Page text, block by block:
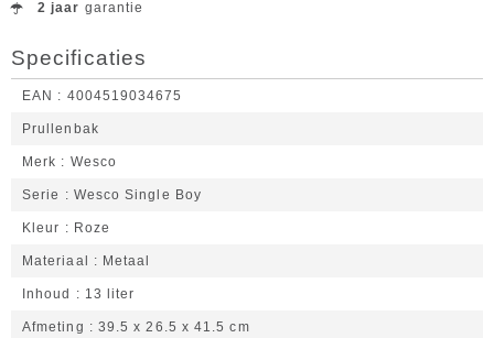
2 jaar garantie
Specificaties
EAN 4004519034675
Prullenbak
Merk Wesco
Serie Wesco Single Boy
Kleur Roze
Materiaal Metaal
Inhoud 13 liter
Afmeting 39.5 x 26.5 x 41.5 cm